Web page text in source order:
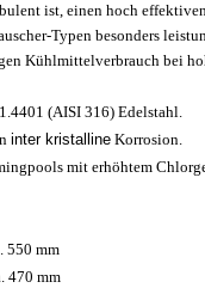
ist, einen hoch
Typen besonders
Kühlmittelverbrauch bei
(AISI 316) Edelstahl.
inter kristalline Korrosion.
mit erhöhtem
550 mm
470 mm